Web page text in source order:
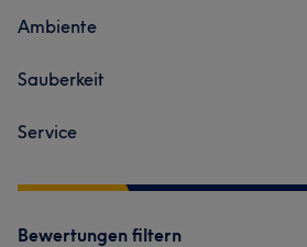
Ambiente
Sauberkeit
Service
Bewertungen filtern